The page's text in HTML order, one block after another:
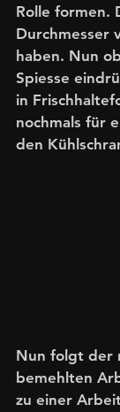
Rolle formen.
Durchmesser
haben. Nun
Spiesse
in
nochmals für
den
Nun folgt der
bemehlten
zu einer